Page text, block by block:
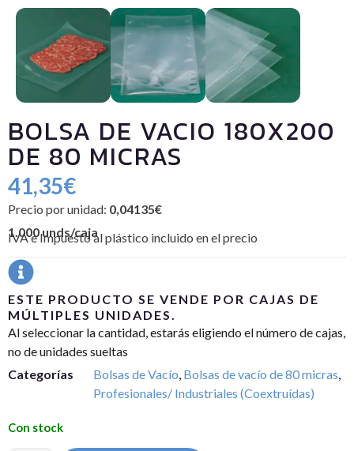
BOLSA DE VACIO 180X200
DE 80 MICRAS
41,35€
Precio por unidad: 0,04135€
1.000 unds/caja
IVA e Impuesto al plástico incluido en el precio
ESTE PRODUCTO SE VENDE POR CAJAS DE
MÚLTIPLES UNIDADES.
Al seleccionar la cantidad, estarás eligiendo el número de cajas,
no de unidades sueltas
Categorías
Bolsas de Vacío, Bolsas de vacío de 80 micras,
Profesionales/ Industriales (Coextruídas)